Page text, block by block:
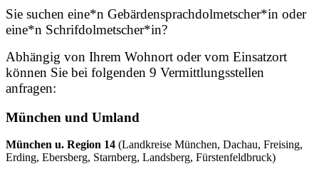
Sie suchen eine*n Gebärdensprachdolmetscher*in oder
eine*n Schrifdolmetscher*in?
Abhängig von Ihrem Wohnort oder vom Einsatzort
können Sie bei folgenden 9 Vermittlungsstellen
anfragen:
München und Umland
München u. Region 14 (Landkreise München, Dachau, Freising,
Erding, Ebersberg, Starnberg, Landsberg, Fürstenfeldbruck)